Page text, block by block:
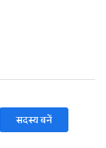
सदस्य बनें